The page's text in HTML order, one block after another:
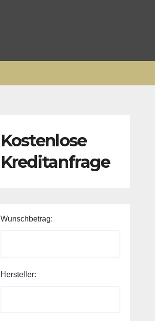
Kostenlose
Kreditanfrage
Wunschbetrag:
Kilometerstand:
Hersteller: